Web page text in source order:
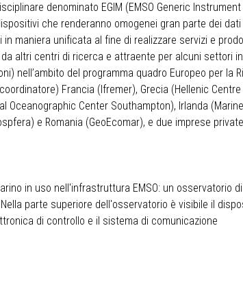
denominato EGIM (EMSO Generic
che renderanno omogenei gran parte dei
maniera unificata al fine di realizzare servizi e
altri centri di ricerca e attraente per alcuni settori
nell’ambito del programma quadro Europeo per la
Francia (Ifremer), Grecia (Hellenic
Oceanographic Center Southampton), Irlanda
e Romania (GeoEcomar), e due imprese
in uso nell'infrastruttura EMSO: un osservatorio
parte superiore dell'osservatorio è visibile il
di controllo e il sistema di comunicazione